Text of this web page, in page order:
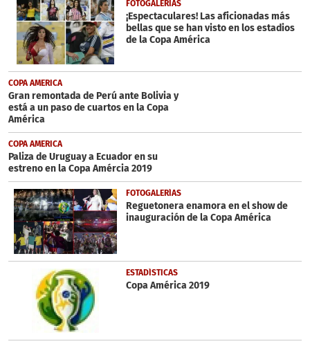
minute,
59
seconds
FOTOGALERÍAS
¡Espectaculares! Las aficionadas más
bellas que se han visto en los estadios
de la Copa América
COPA AMERICA
Gran remontada de Perú ante Bolivia y
está a un paso de cuartos en la Copa
América
COPA AMERICA
Paliza de Uruguay a Ecuador en su
estreno en la Copa Amércia 2019
FOTOGALERÍAS
Reguetonera enamora en el show de
inauguración de la Copa América
ESTADÍSTICAS
Copa América 2019